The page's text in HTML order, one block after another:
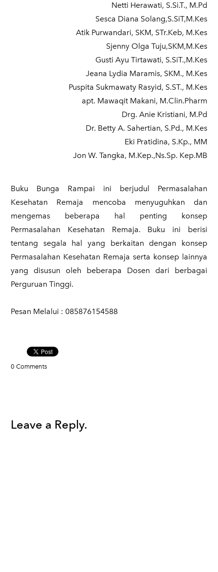
Netti Herawati, S.Si.T., M.Pd
Sesca Diana Solang,S.SiT,M.Kes
Atik Purwandari, SKM, STr.Keb, M.Kes
Sjenny Olga Tuju,SKM,M.Kes
Gusti Ayu Tirtawati, S.SiT.,M.Kes
Jeana Lydia Maramis, SKM., M.Kes
Puspita Sukmawaty Rasyid, S.ST., M.Kes
apt. Mawaqit Makani, M.Clin.Pharm
Drg. Anie Kristiani, M.Pd
Dr. Betty A. Sahertian, S.Pd., M.Kes
Eki Pratidina, S.Kp., MM
Jon W. Tangka, M.Kep.,Ns.Sp. Kep.MB
Buku Bunga Rampai ini berjudul Permasalahan
Kesehatan Remaja mencoba menyuguhkan dan
mengemas beberapa hal penting konsep
Permasalahan Kesehatan Remaja. Buku ini berisi
tentang segala hal yang berkaitan dengan konsep
Permasalahan Kesehatan Remaja serta konsep lainnya
yang disusun oleh beberapa Dosen dari berbagai
Perguruan Tinggi.
Pesan Melalui : 085876154588​
0 Comments
Leave a Reply.